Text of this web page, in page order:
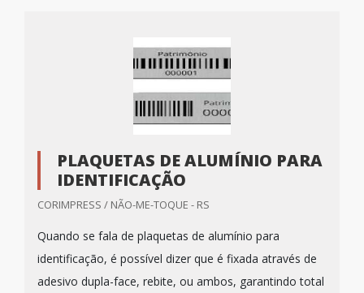
PLAQUETAS DE ALUMÍNIO PARA
IDENTIFICAÇÃO
CORIMPRESS / NÃO-ME-TOQUE - RS
Quando se fala de plaquetas de alumínio para
identificação, é possível dizer que é fixada através de
adesivo dupla-face, rebite, ou ambos, garantindo total